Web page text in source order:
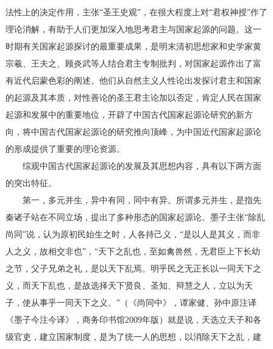
法性上的决定作用，主张“圣王史观”，在很大程度上对“君权神授”作了
理论消解，有助于人们更加深入地思考君主与国家起源的问题。这一
时期有关国家起源探讨的最重要成果，是明末清初思想家和史学家黄
宗羲、王夫之、顾炎武等人结合君主专制批判，对国家起源作出了富
有近代启蒙色彩的阐述。他们从自然主义人性论出发探讨君主和国家
的起源及其本质，对性善论的圣王君主论加以否定，肯定人民在国家
起源和发展中的重要地位，开辟了中国古代国家起源论研究的新方
向，将中国古代国家起源论的研究推向顶峰，为中国近代国家起源论
的形成提供了重要的理论资源。
综观中国古代国家起源论的发展及其思想内容，具有以下两方面
的突出特征。
第一，多元并生，异中有同，同中有异。所谓多元并生，是指先
秦诸子站在不同立场，提出了多种形态的国家起源论。墨子主张“除乱
尚同”说，认为原初民始生之时，人各持己义，“是以人是其义，而非
人之义，故相交非也”，“天下之乱也，至如禽兽然，无君臣上下长幼
之节，父子兄弟之礼，是以天下乱焉。明乎民之无正长以一同天下之
义，而天下乱也，是故选择天下贤良、圣知、辩慧之人，立以为天
子，使从事乎一同天下之义。”（《尚同中》，谭家健、孙中原注译
《墨子今注今译》，商务印书馆2009年版）就是说，天选立天子和各
级官吏，建立国家制度，是为了统一人的思想，以消除天下之乱，建